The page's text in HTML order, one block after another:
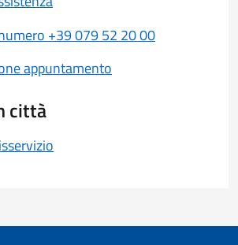
+39 079 52 20 00
appuntamento
città